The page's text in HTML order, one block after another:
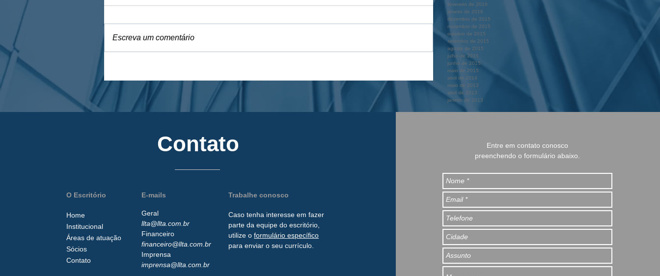
Escreva um comentário
fevereiro de 2016
janeiro de 2016
dezembro de 2015
novembro de 2015
outubro de 2015
setembro de 2015
agosto de 2015
julho de 2015
junho de 2015
maio de 2015
abril de 2014
maio de 2013
abril de 2013
janeiro de 2013
Contato
O Escritório
Home
Institucional
Áreas de atuação
Sócios
Contato
E-mails
Geral
llta@llta.com.br
Financeiro
financeiro@llta.com.br
Imprensa
imprensa@llta.com.br
Trabalhe conosco
Caso tenha interesseemfazer
parte daequipe do escritório,
utilize oformulárioespecífico
para enviar o seu currículo.
Entre em contato conosco
preenchendo o formulário abaixo.